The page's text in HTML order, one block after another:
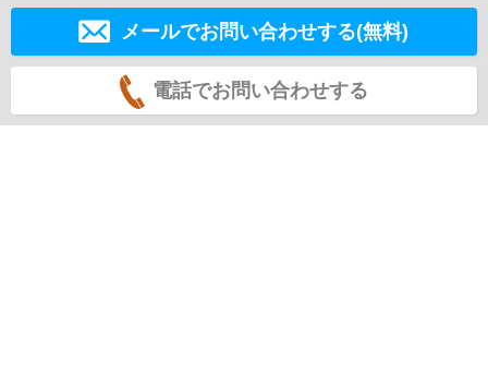
メールでお問い合わせする(無料)
電話でお問い合わせする